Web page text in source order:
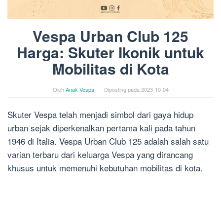
Vespa Urban Club 125
Harga: Skuter Ikonik untuk
Mobilitas di Kota
OlehAnak Vespa Diposting pada 2023-10-04
Skuter Vespa telah menjadi simbol dari gaya hidup
urban sejak diperkenalkan pertama kali pada tahun
1946 di Italia. Vespa Urban Club 125 adalah salah satu
varian terbaru dari keluarga Vespa yang dirancang
khusus untuk memenuhi kebutuhan mobilitas di kota.